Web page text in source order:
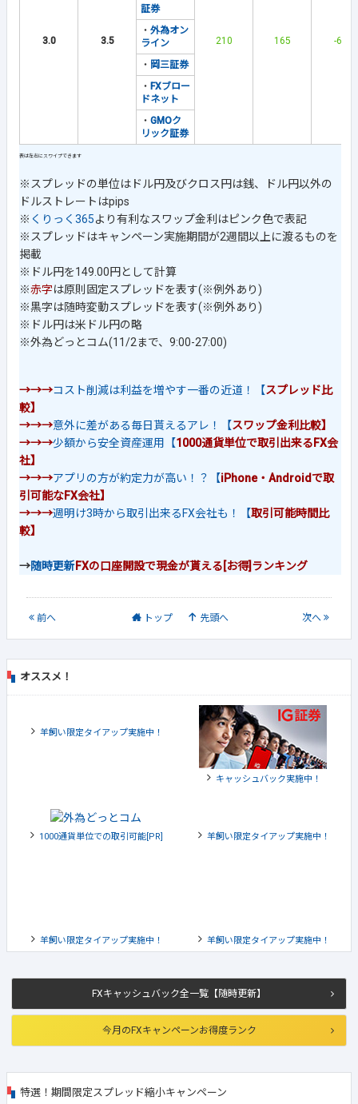
3.0 3.5 210 165 -68
証券
・ 外為オン
ライン
・ 岡三証券
・ FXブロー
ドネット
・ GMOク
リック証券
※スプレッドの単位はドル円及びクロス円は銭、ドル円以外の
ドルストレートはpips
※ くりっく365より有利なスワップ金利はピンク色で表記
※スプレッドはキャンペーン実施期間が2週間以上に渡るものを
掲載
※ドル円を149.00円として計算
※赤字は原則固定スプレッドを表す(※例外あり)
※黒字は随時変動スプレッドを表す(※例外あり)
※ドル円は米ドル円の略
※外為どっとコム(11/2まで、9:00-27:00)
→→→コスト削減は利益を増やす一番の近道！【スプレッド比
較】
→→→意外に差がある毎日貰えるアレ！【スワップ金利比較】
→→→少額から安全資産運用【1000通貨単位で取引出来るFX会
社】
→→→アプリの方が約定力が高い！？【iPhone・Androidで取
引可能なFX会社】
→→→週明け3時から取引出来るFX会社も！【取引可能時間比
較】
→随時更新FXの口座開設で現金が貰える[お得]ランキング
前へ トップ 先頭へ 次へ
FXキャッシュバック全一覧【随時更新】
今月のFXキャンペーンお得度ランク
特選！期間限定スプレッド縮小キャンペーン
オススメ！
羊飼い限定タイアップ実施中！
キャッシュバック実施中！
1000通貨単位での取引可能[PR] 羊飼い限定タイアップ実施中！
羊飼い限定タイアップ実施中！ 羊飼い限定タイアップ実施中！